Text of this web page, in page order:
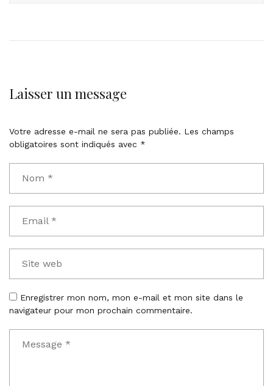
Laisser un message
Votre adresse e-mail ne sera pas publiée. Les champs
obligatoires sont indiqués avec *
Enregistrer mon nom, mon e-mail et mon site dans le
navigateur pour mon prochain commentaire.